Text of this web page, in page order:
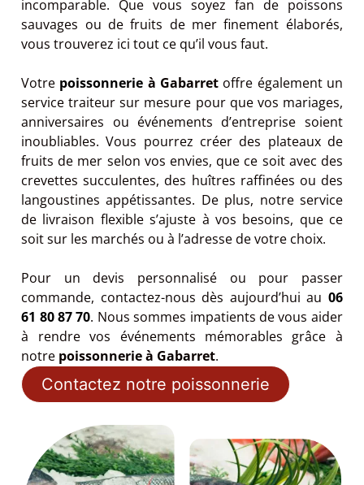
incomparable. Que vous soyez fan de poissons
sauvages ou de fruits de mer finement élaborés,
vous trouverez ici tout ce qu’il vous faut.
Votre poissonnerie à Gabarret offre également un
service traiteur sur mesure pour que vos mariages,
anniversaires ou événements d’entreprise soient
inoubliables. Vous pourrez créer des plateaux de
fruits de mer selon vos envies, que ce soit avec des
crevettes succulentes, des huîtres raffinées ou des
langoustines appétissantes. De plus, notre service
de livraison flexible s’ajuste à vos besoins, que ce
soit sur les marchés ou à l’adresse de votre choix.
Pour un devis personnalisé ou pour passer
commande, contactez-nous dès aujourd’hui au 06
61 80 87 70. Nous sommes impatients de vous aider
à rendre vos événements mémorables grâce à
notre poissonnerie à Gabarret.
Contactez notre poissonnerie